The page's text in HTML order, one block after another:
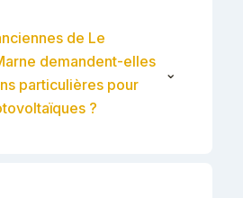
de Le
demandent-elles
particulières pour
?
⌄